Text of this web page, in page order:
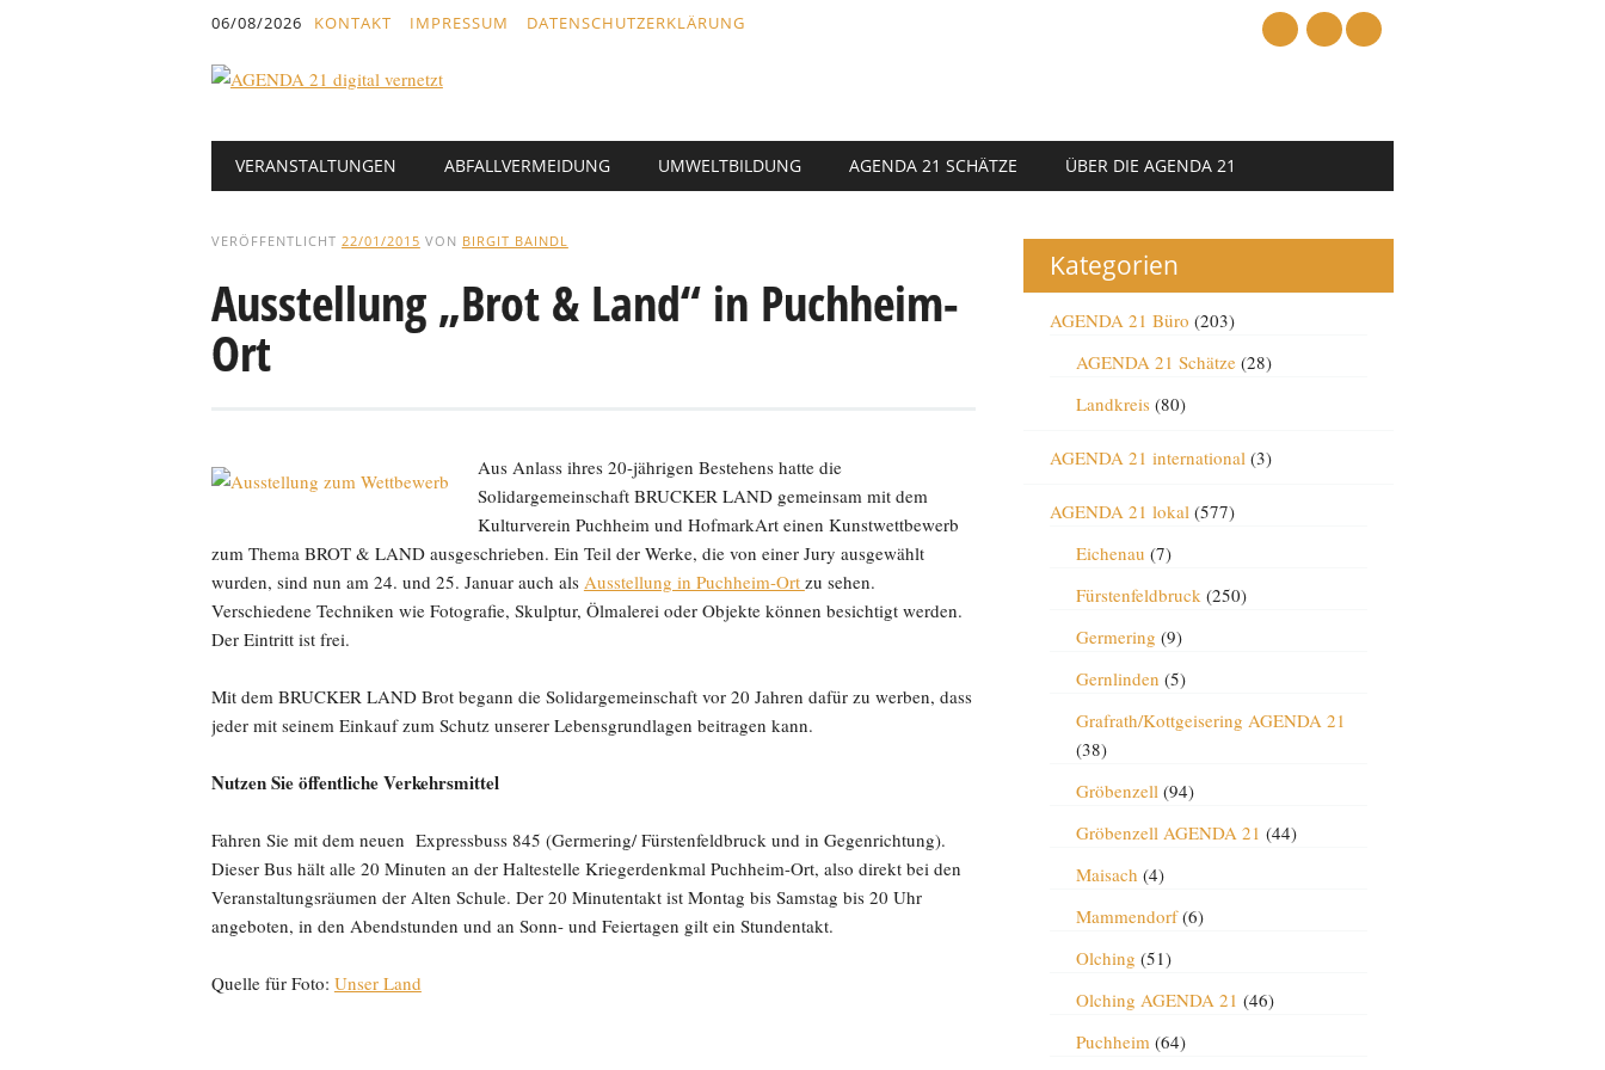
06/08/2026 KONTAKT IMPRESSUM DATENSCHUTZERKLÄRUNG
Hauptmenü
Abbrechen
Text
VERANSTALTUNGEN ABFALLVERMEIDUNG UMWELTBILDUNG AGENDA 21 SCHÄTZE ÜBER DIE AGENDA 21
VERÖFFENTLICHT 22/01/2015 VON BIRGIT BAINDL
Ausstellung „Brot & Land“ in Puchheim-
Ort
Aus Anlass ihres 20-jährigen Bestehens hatte die
Solidargemeinschaft BRUCKER LAND gemeinsam mit dem
Kulturverein Puchheim und HofmarkArt einen Kunstwettbewerb
zum Thema BROT & LAND ausgeschrieben. Ein Teil der Werke, die von einer Jury ausgewählt
wurden, sind nun am 24. und 25. Januar auch als Ausstellung in Puchheim-Ort zu sehen.
Verschiedene Techniken wie Fotografie, Skulptur, Ölmalerei oder Objekte können besichtigt werden.
Der Eintritt ist frei.
Mit dem BRUCKER LAND Brot begann die Solidargemeinschaft vor 20 Jahren dafür zu werben, dass
jeder mit seinem Einkauf zum Schutz unserer Lebensgrundlagen beitragen kann.
Nutzen Sie öffentliche Verkehrsmittel
Fahren Sie mit dem neuen Expressbuss 845 (Germering/ Fürstenfeldbruck und in Gegenrichtung).
Dieser Bus hält alle 20 Minuten an der Haltestelle Kriegerdenkmal Puchheim-Ort, also direkt bei den
Veranstaltungsräumen der Alten Schule. Der 20 Minutentakt ist Montag bis Samstag bis 20 Uhr
angeboten, in den Abendstunden und an Sonn- und Feiertagen gilt ein Stundentakt.
Quelle für Foto: Unser Land
Kategorien
AGENDA 21 Büro (203)
AGENDA 21 Schätze(28)
Landkreis(80)
AGENDA 21 international(3)
AGENDA 21 lokal(577)
Eichenau (7)
Fürstenfeldbruck(250)
Germering (9)
Gernlinden (5)
Grafrath/Kottgeisering AGENDA 21
(38)
Gröbenzell(94)
Gröbenzell AGENDA 21 (44)
Maisach (4)
Mammendorf(6)
Olching (51)
Olching AGENDA 21 (46)
Puchheim(64)